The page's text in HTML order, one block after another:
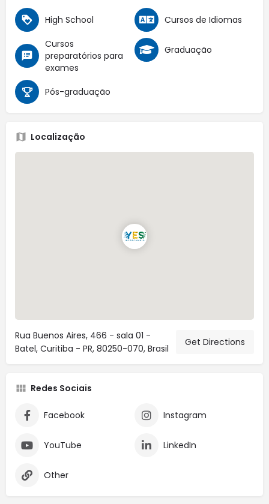
High School
Cursos de Idiomas
Cursos
preparatórios para
exames
Graduação
Pós-graduação
Localização
Rua Buenos Aires, 466 - sala 01 -
Batel, Curitiba - PR, 80250-070, Brasil
Get Directions
Redes Sociais
Facebook Instagram
YouTube LinkedIn
Other